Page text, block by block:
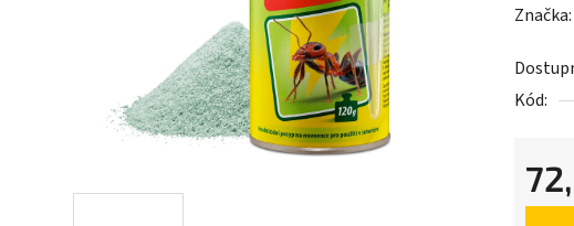
Značka:
Kód: